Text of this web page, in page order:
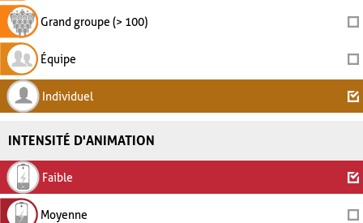
Grand groupe (> 100)
Équipe
Individuel
INTENSITÉ D'ANIMATION
Faible
Moyenne